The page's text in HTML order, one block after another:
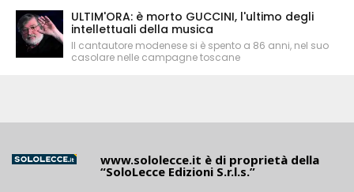
ULTIM'ORA: è morto GUCCINI, l'ultimo degli
intellettuali della musica
Il cantautore modenese si è spento a 86 anni, nel suo
casolare nelle campagne toscane
www.sololecce.it è di proprietà della
“SoloLecce Edizioni S.r.l.s.”